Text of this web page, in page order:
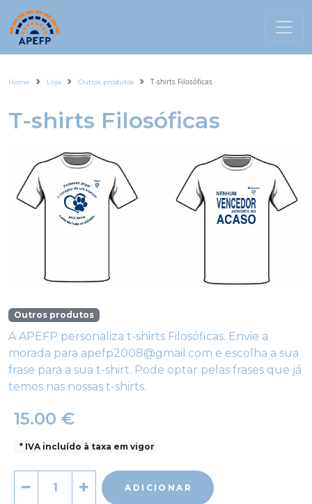
Home Loja Outros produtos T-shirts Filosóficas
T-shirts Filosóficas
Outros produtos
A APEFP personaliza t-shirts Filosóficas. Envie a
morada para apefp2008@gmail.com e escolha a sua
frase para a sua t-shirt. Pode optar pelas frases que já
temos nas nossas t-shirts.
15.00 €
* IVA incluído à taxa em vigor
ADICIONAR